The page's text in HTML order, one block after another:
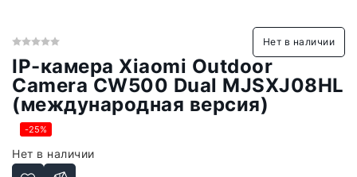
Нет в наличии
IP-камера Xiaomi Outdoor
Camera CW500 Dual MJSXJ08HL
(международная версия)
-25%
Нет в наличии